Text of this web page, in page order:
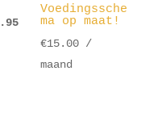
Huidige
prijs
Voedingssche
ma op maat!
€15.00 /
maand